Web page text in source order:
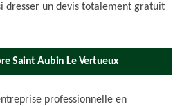
dresser un devis totalement gratuit
Saint Aubin Le Vertueux
professionnelle en